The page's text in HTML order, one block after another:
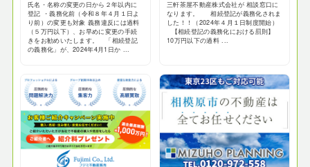
氏名・名称の変更の日から２年以内に
登記 ・義務化前（令和８年４月１日よ
り前）の変更も対象 義務違反には過料
（５万円以下）、お早めに変更の手続
きをお勧めいたします。 「相続登記
の義務化」が、2024年4月1日か ...
三軒茶屋不動産株式会社が 相談窓口に
なります。 相続登記が義務化されま
した！！（2024年４月１日制度開始）
【相続登記の義務化における罰則】
10万円以下の過料 ...